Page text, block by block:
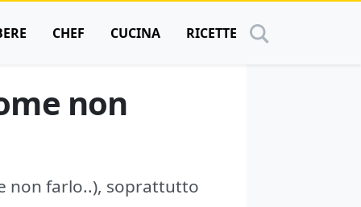
CHEF CUCINA RICETTE
non
non farlo..), soprattutto